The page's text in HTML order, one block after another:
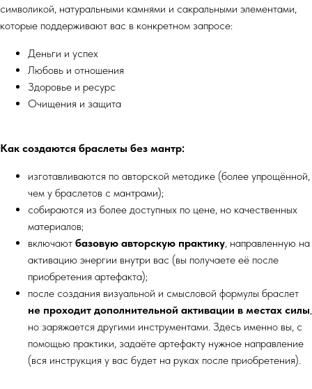
символикой, натуральными камнями и сакральными элементами,
которые поддерживают вас в конкретном запросе:
Деньги и успех
Любовь и отношения
Здоровье и ресурс
Очищения и защита
Как создаются браслеты без мантр:
изготавливаются по авторской методике (более упрощённой,
чем у браслетов с мантрами);
собираются из более доступных по цене, но качественных
материалов;
включают базовую авторскую практику, направленную на
активацию энергии внутри вас (вы получаете её после
приобретения артефакта);
после создания визуальной и смысловой формулы браслет
не проходит дополнительной активации в местах силы,
но заряжается другими инструментами. Здесь именно вы, с
помощью практики, задаёте артефакту нужное направление
(вся инструкция у вас будет на руках после приобретения).